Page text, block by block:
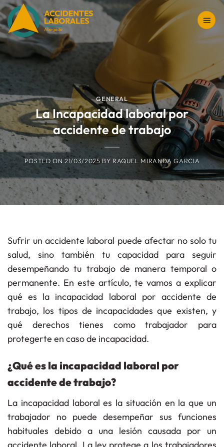
Saltar
al
contenido
GENERAL
La Incapacidad laboral por
accidente de trabajo
POSTED ON21/03/2025 BY RAQUEL MIRANDA GARCIA
Sufrir un accidente laboral puede afectar no solo tu
salud, sino también tu capacidad para seguir
desempeñando tu trabajo de manera temporal o
permanente. En este artículo, te vamos a explicar
qué es la incapacidad laboral por accidente de
trabajo, los tipos de incapacidades que existen, y
qué derechos tienes como trabajador para
protegerte en caso de incapacidad.
¿Qué es la incapacidad laboral por
accidente de trabajo?
La incapacidad laboral es la situación en la que un
trabajador no puede desempeñar sus funciones
habituales debido a una lesión causada por un
accidente laboral. La ley protege a los trabajadores